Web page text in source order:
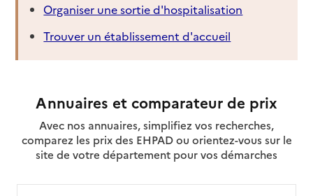
Organiser une sortie d'hospitalisation
Trouver un établissement d'accueil
Annuaires et comparateur de prix
Avec nos annuaires, simplifiez vos recherches,
comparez les prix des EHPAD ou orientez-vous sur le
site de votre département pour vos démarches